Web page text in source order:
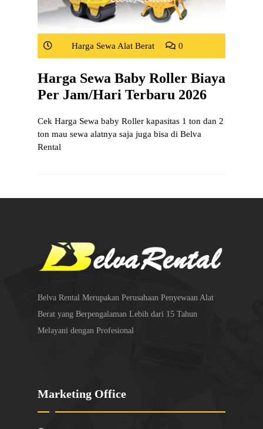
Harga Sewa Alat Berat 0
Harga Sewa Baby Roller Biaya
Per Jam/Hari Terbaru 2026
Cek Harga Sewa baby Roller kapasitas 1 ton dan 2
ton mau sewa alatnya saja juga bisa di Belva
Rental
Belva Rental Merupakan Perusahaan Penyewaan Alat
Berat yang Berpengalaman Lebih dari 15 Tahun
Melayani dengan Profesional
Marketing Office